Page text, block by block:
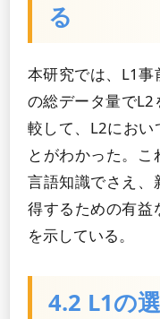
る
本研究では、L1
の総データ量で
較して、L2におい
とがわかった。
言語知識でさえ、
得するための有益
を示している。
4.2 L1の